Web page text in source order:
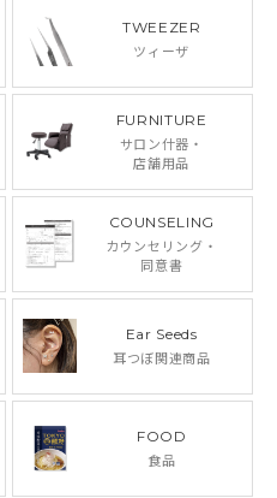
TWEEZER
ツィーザ
FURNITURE
サロン什器・
店舗用品
COUNSELING
カウンセリング・
同意書
Ear Seeds
耳つぼ関連商品
FOOD
食品